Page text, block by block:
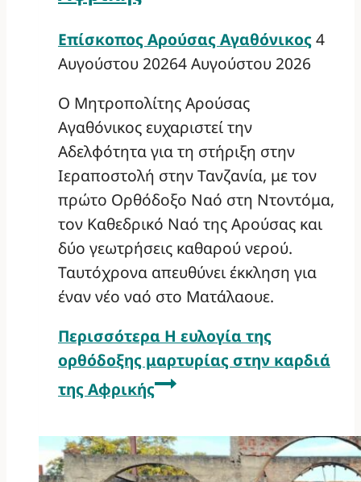
Επίσκοπος Αρούσας Αγαθόνικος 4
Αυγούστου 20264 Αυγούστου 2026
Ο Μητροπολίτης Αρούσας
Αγαθόνικος ευχαριστεί την
Αδελφότητα για τη στήριξη στην
Ιεραποστολή στην Τανζανία, με τον
πρώτο Ορθόδοξο Ναό στη Ντοντόμα,
τον Καθεδρικό Ναό της Αρούσας και
δύο γεωτρήσεις καθαρού νερού.
Ταυτόχρονα απευθύνει έκκληση για
έναν νέο ναό στο Ματάλαουε.
Περισσότερα Η ευλογία της
ορθόδοξης μαρτυρίας στην καρδιά
της Αφρικής